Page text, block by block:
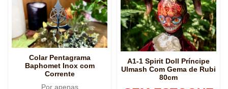
Colar Pentagrama
Baphomet Inox com
Corrente
Por apenas
A1-1 Spirit Doll Príncipe
Ulmash Com Gema de Rubi
80cm